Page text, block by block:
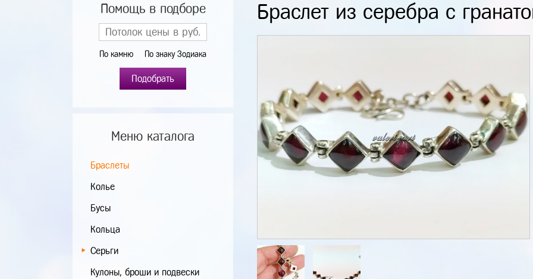
Помощь в подборе
По камню По знаку Зодиака
Подобрать
Меню каталога
Браслеты
Колье
Бусы
Кольца
Серьги
Кулоны, броши и подвески
Браслет из серебра с